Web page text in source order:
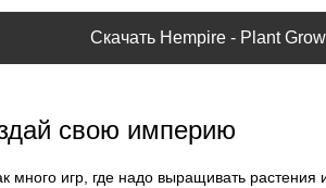
Скачать Hempire - Plant
свою империю
много игр, где надо выращивать